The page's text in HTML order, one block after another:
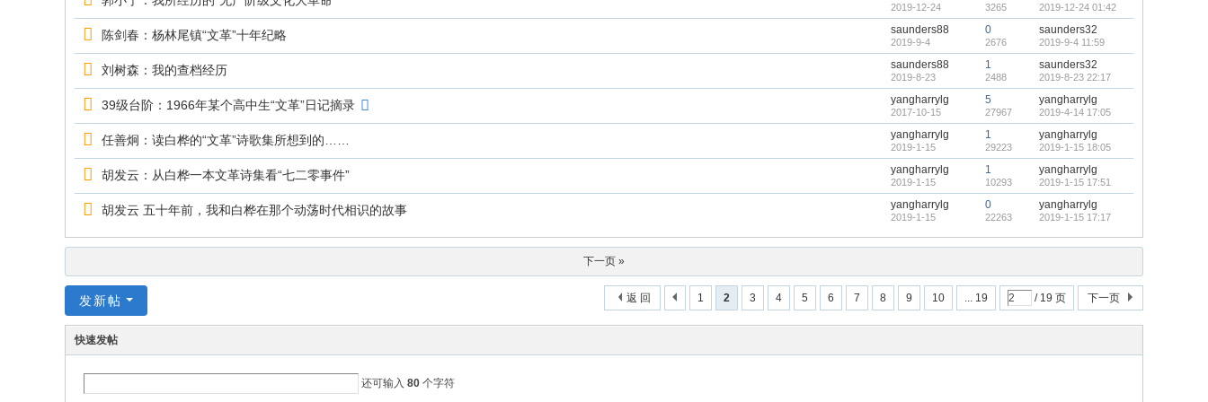
2019-12-24 3265 2019-12-24 01:42
陈剑春：杨林尾镇“文革”十年纪略 saunders88
2019-9-4
0
2676
saunders32
2019-9-4 11:59
刘树森：我的查档经历 saunders88
2019-8-23
1
2488
saunders32
2019-8-23 22:17
39级台阶：1966年某个高中生“文革”日记摘录 yangharrylg
2017-10-15
5
27967
yangharrylg
2019-4-14 17:05
任善炯：读白桦的“文革”诗歌集所想到的…… yangharrylg
2019-1-15
1
29223
yangharrylg
2019-1-15 18:05
胡发云：从白桦一本文革诗集看“七二零事件” yangharrylg
2019-1-15
1
10293
yangharrylg
2019-1-15 17:51
胡发云 五十年前，我和白桦在那个动荡时代相识的故事 yangharrylg
2019-1-15
0
22263
yangharrylg
2019-1-15 17:17
下一页 »
1 2 3 4 5 6 7 8 9 10 ... 19 / 19 页 下一页
返 回
发新帖
快速发帖
还可输入 80 个字符